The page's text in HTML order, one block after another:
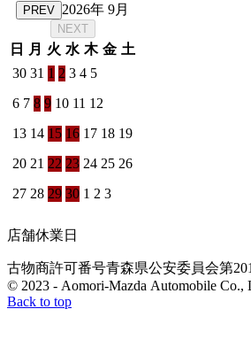
PREV 2026年 9月
NEXT
日 月 火 水 木 金 土
30 31 1 2 3 4 5
6 7 8 9 10 11 12
13 14 15 16 17 18 19
20 21 22 23 24 25 26
27 28 29 30 1 2 3
店舗休業日
古物商許可番号青森県公安委員会第
© 2023 - Aomori-Mazda Automobile Co.,
Back to top